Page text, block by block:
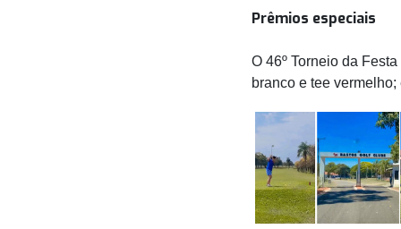
Prêmios especiais
O 46º Torneio da
branco e tee